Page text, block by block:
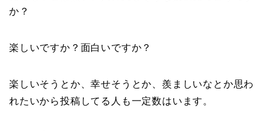
か？
楽しいですか？面白いですか？
楽しいそうとか、幸せそうとか、羨ましいなとか思わ
れたいから投稿してる人も一定数はいます。